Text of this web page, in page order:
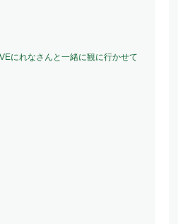
にれなさんと一緒に観に行かせて